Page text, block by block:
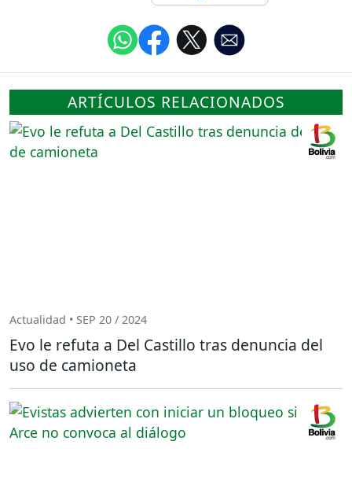
ARTÍCULOS RELACIONADOS
Actualidad • SEP 20 / 2024
Evo le refuta a Del Castillo tras denuncia del
uso de camioneta